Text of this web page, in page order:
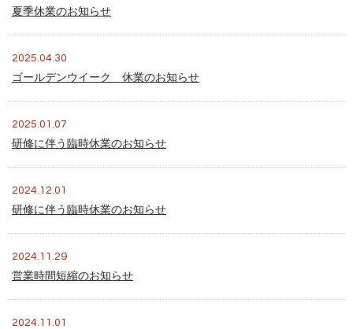
夏季休業のお知らせ
2025.04.30
ゴールデンウイーク 休業のお知らせ
2025.01.07
研修に伴う臨時休業のお知らせ
2024.12.01
研修に伴う臨時休業のお知らせ
2024.11.29
営業時間短縮のお知らせ
2024.11.01